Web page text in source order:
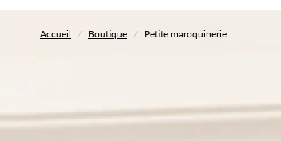
Accueil / Boutique / Petite maroquinerie